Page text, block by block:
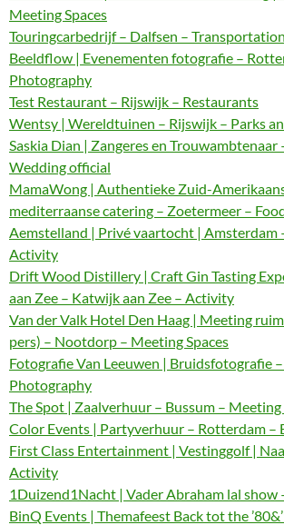
Meeting Spaces
Touringcarbedrijf – Dalfsen – Transportation
Beeldflow | Evenementen fotografie –
Photography
Test Restaurant – Rijswijk – Restaurants
Wentsy | Wereldtuinen – Rijswijk – Parks
Saskia Dian | Zangeres en Trouwambtenaar
Wedding official
MamaWong | Authentieke Zuid-
mediterraanse catering – Zoetermeer –
Aemstelland | Privé vaartocht | Amsterdam
Activity
Drift Wood Distillery | Craft Gin Tasting
aan Zee – Katwijk aan Zee – Activity
Van der Valk Hotel Den Haag | Meeting
pers) – Nootdorp – Meeting Spaces
Fotografie Van Leeuwen | Bruidsfotografie
Photography
The Spot | Zaalverhuur – Bussum – Meeting
Color Events | Partyverhuur – Rotterdam –
First Class Entertainment | Vestinggolf |
Activity
1Duizend1Nacht | Vader Abraham lal show
BinQ Events | Themafeest Back tot the